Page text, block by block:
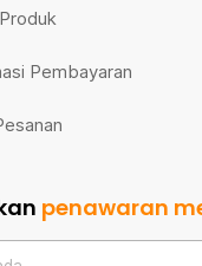
Pembayaran
penawaran